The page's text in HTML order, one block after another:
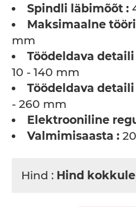
Spindli läbimõõt :
Maksimaalne
mm
Töödeldava
10 - 140 mm
Töödeldava
- 260 mm
Elektrooniline
Valmimisaasta :
Hind : Hind